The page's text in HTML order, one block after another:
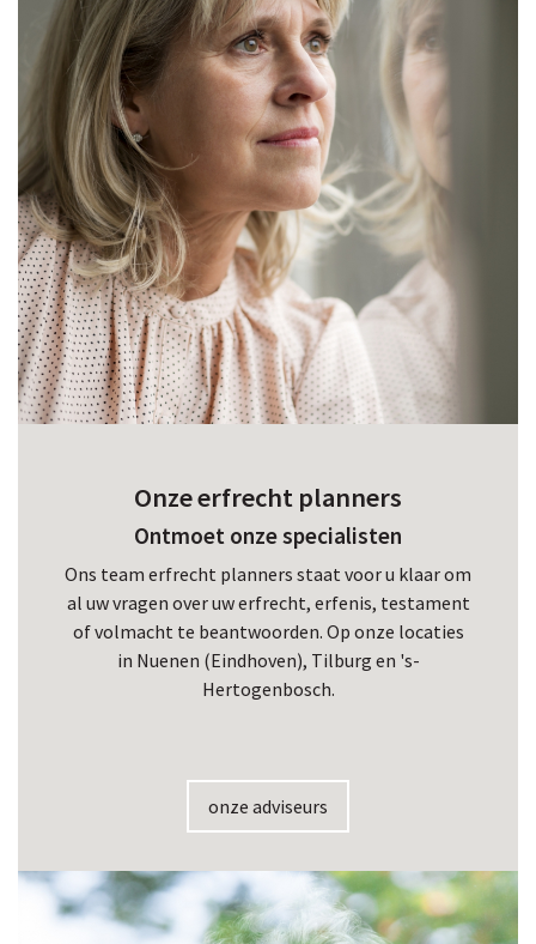
Onze erfrecht planners
Ontmoet onze specialisten
Ons team erfrecht planners staat voor u klaar om
al uw vragen over uw erfrecht, erfenis, testament
of volmacht te beantwoorden. Op onze locaties
in Nuenen (Eindhoven), Tilburg en 's-
Hertogenbosch.
onze adviseurs